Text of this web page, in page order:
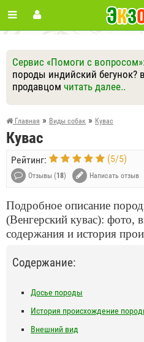
Сервис «Помоги с вопросом»:
породы индийский бегунок?
продавцом читать далее..
Ответить Другие
Главная » Виды собак » Кувас
Кувас
Рейтинг: (5/5)
Отзывы (18) Написать отзыв
Подробное описание
(Венгерский кувас): фото,
содержания и история
Содержание:
Досье породы
История происхождение
Внешний вид